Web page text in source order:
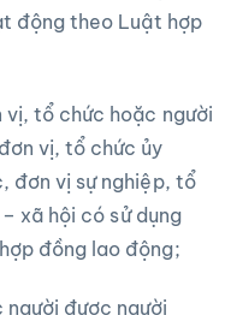
động theo Luật hợp
vị, tổ chức hoặc người
vị, tổ chức ủy
đơn vị sự nghiệp, tổ
xã hội có sử dụng
đồng lao động;
được người